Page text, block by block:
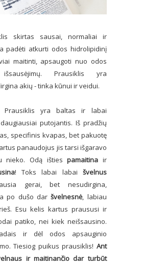
skirtas sausai, normaliai ir
padėti atkurti odos hidrolipidinį
maitinti, apsaugoti nuo odos
Prausiklis yra
akių - tinka kūnui ir veidui.
Prausiklis yra baltas ir labai
putojantis. Iš pradžių
specifinis kvapas, bet pakuotę
panaudojus jis tarsi išgaravo
nieko. Odą ištiespamaitina ir
! Toks labai labai švelnus
gerai, bet nesudirgina,
po dušo dar švelnesnė, labiau
Esu kelis kartus praususi ir
patiko, nei kiek neišsausino.
ir dėl odos apsauginio
Tiesiog puikus prausiklis! Ant
ir maitinančio dar turbūt